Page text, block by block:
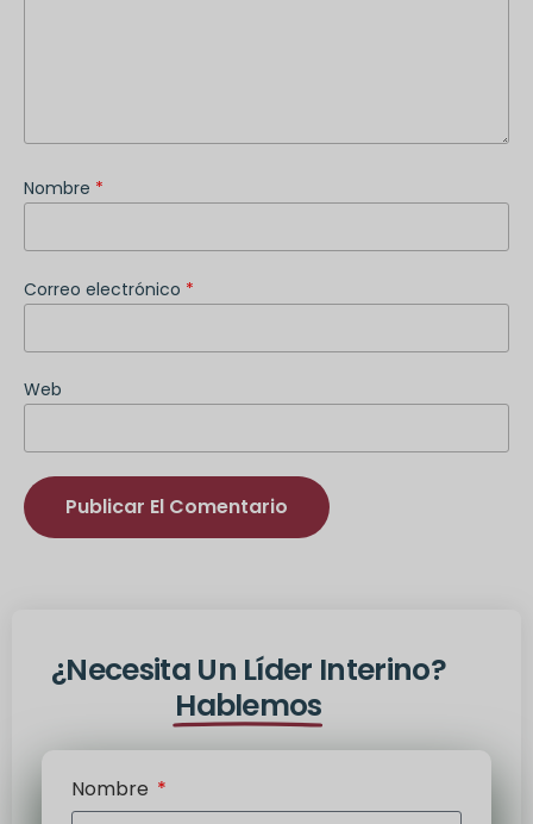
Nombre *
Correo electrónico *
Web
¿Necesita Un Líder Interino?
Hablemos
Nombre